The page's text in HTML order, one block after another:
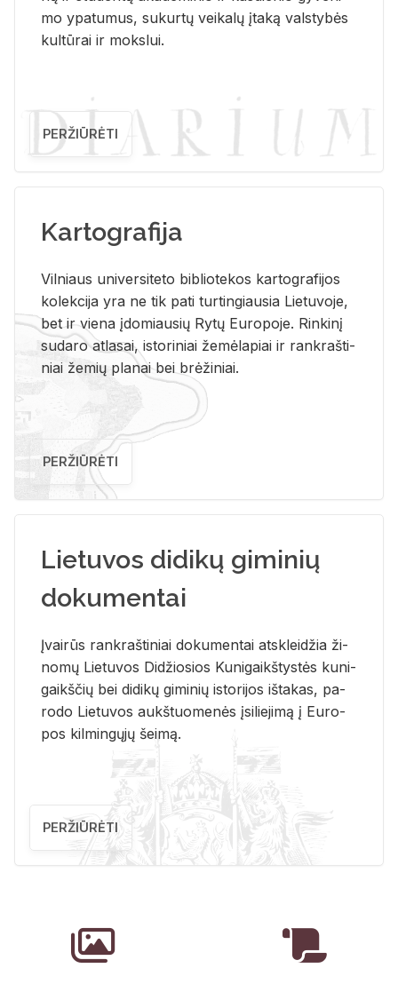
mo ypa­tu­mus, su­kur­tų vei­ka­lų įta­ką vals­ty­bės
kul­tū­rai ir moks­lui.
PERŽIŪRĖTI
Kartografija
Vil­niaus uni­ver­si­te­to bi­b­lio­te­kos kar­to­gra­fi­jos
ko­lek­ci­ja yra ne tik pati tur­tin­giau­sia Lie­tu­vo­je,
bet ir vie­na įdo­miau­sių Rytų Eu­ro­po­je. Rin­ki­nį
su­da­ro at­la­sai, is­to­ri­niai že­mė­la­piai ir rank­raš­ti­
niai že­mių pla­nai bei brė­ži­niai.
PERŽIŪRĖTI
Lietuvos didikų giminių
dokumentai
Įvai­rūs rank­raš­ti­niai do­ku­men­tai at­sklei­džia ži­
no­mų Lie­tu­vos Di­džio­sios Ku­ni­gaikš­tys­tės ku­ni­
gaikš­čių bei di­di­kų gi­mi­nių is­to­ri­jos iš­ta­kas, pa­
ro­do Lie­tu­vos aukš­tuo­me­nės įsi­lie­ji­mą į Eu­ro­
pos kil­min­gų­jų šei­mą.
PERŽIŪRĖTI